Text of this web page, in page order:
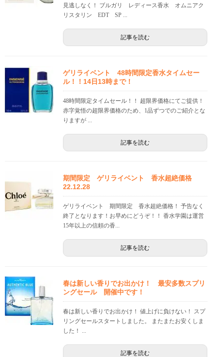
見逃しなく！ ブルガリ レディース香水 オムニアク
リスタリン EDT SP ...
記事を読む
ゲリライベント 48時間限定香水タイムセー
ル！！14日13時まで！
48時間限定タイムセール！！ 超限界価格にてご提供！
赤字覚悟の超限界価格のため、1品ずつでのご紹介とな
りますが ...
記事を読む
期間限定 ゲリライベント 香水超絶価格
22.12.28
ゲリライベント 期間限定 香水超絶価格！ 予告なく
終了となります！お早めにどうぞ！！ 香水学園は運営
15年以上の信頼の香...
記事を読む
春は新しい香りでお出かけ！ 最安多数スプリ
ングセール 開催中です！
春は新しい香りでお出かけ！ 値上げに負けない！ スプ
リングセールスタートしました。 またまたお安くしま
した！ ...
記事を読む